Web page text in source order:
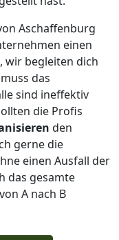
Aschaffenburg
einen
wir begleiten dich
das
sind ineffektiv
die Profis
den
gerne die
einen Ausfall der
das gesamte
A nach B